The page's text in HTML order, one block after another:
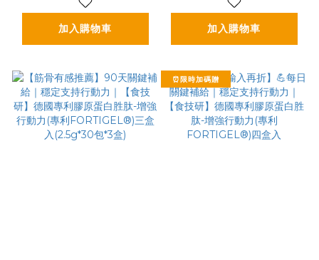
(3g*30包/盒，多規
格)
加入購物車
VERISOL®)三盒入
(2.5g*30包*3盒)
加入購物車
⏰限時加碼贈